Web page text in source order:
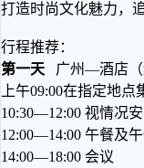
打造时尚文化魅力，
行程推荐：
第一天 广州―酒店（
上午09:00在指定地
10:30—12:00 视情况
12:00—14:00 午餐及
14:00—18:00 会议